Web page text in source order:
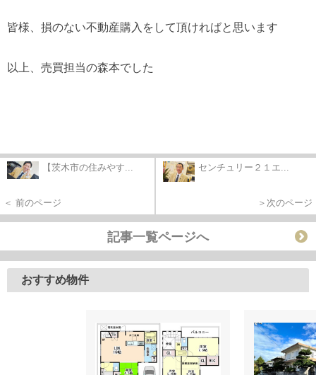
皆様、損のない不動産購入をして頂ければと思います
以上、売買担当の森本でした
【茨木市の住みやす...
＜ 前のページ
センチュリー２１エ...
＞次のページ
記事一覧ページへ
おすすめ物件